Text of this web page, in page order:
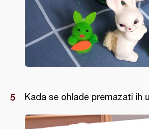
Kada se ohlade premazati ih